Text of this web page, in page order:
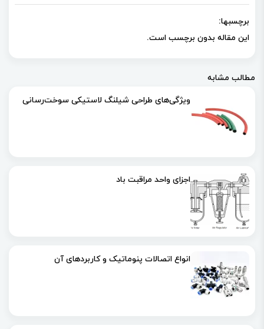
برچسبها:
این مقاله بدون برچسب است.
مطالب مشابه
ویژگی‌های طراحی شیلنگ لاستیکی سوخت‌رسانی
اجزای واحد مراقبت باد
انواع اتصالات پنوماتیک و کاربردهای آن